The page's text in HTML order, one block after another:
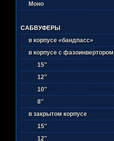
Моно
САБВУФЕРЫ
в корпусе «бандпасс»
в корпусе с фазоинвертором
15''
12''
10''
8''
в закрытом корпусе
15''
12''